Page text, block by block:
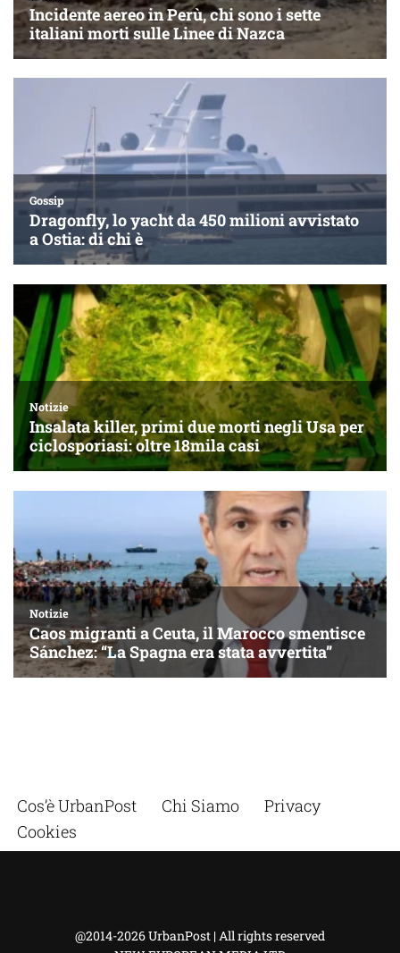
Cos’è UrbanPost Chi Siamo
Privacy
Cookies
@2014-2026 UrbanPost | All rights reserved